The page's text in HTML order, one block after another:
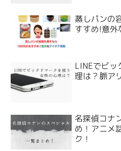
蒸しパンの
すすめ!意外
LINEでビッ
理は？脈ア
名探偵コナ
め！アニメ
ク！